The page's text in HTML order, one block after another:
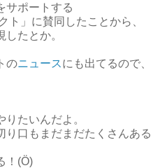
サポートする
ト」に賛同したことから、
たとか。
のニュースにも出てるので、
たいんだよ。
り口もまだまだたくさんある
！(Ö)